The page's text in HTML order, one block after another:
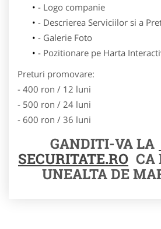
- Logo companie
- Descrierea Serviciilor si a
- Galerie Foto
- Pozitionare pe Harta
Preturi promovare:
- 400 ron / 12 luni
- 500 ron / 24 luni
- 600 ron / 36 luni
GANDITI-VA LA
SECURITATE.RO CA
UNEALTA DE